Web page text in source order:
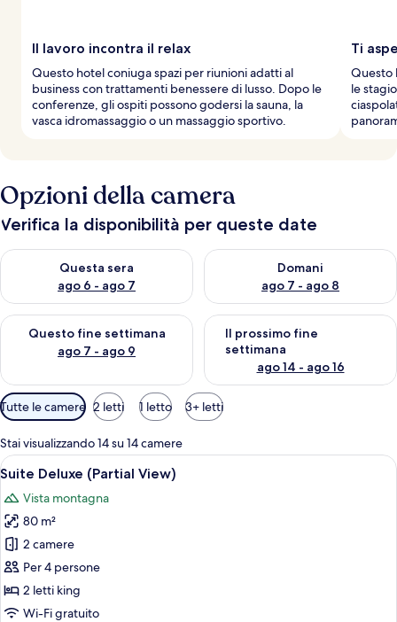
Il lavoro incontra il relax
Questo hotel coniuga spazi per riunioni adatti al
business con trattamenti benessere di lusso. Dopo le
conferenze, gli ospiti possono godersi la sauna, la
vasca idromassaggio o un massaggio sportivo.
Ti
Questo
le
Opzioni della camera
Verifica la disponibilità per queste date
Questa sera
ago 6 - ago 7
Verifica la disponibilità per questa sera, ago 6 - ago 7
Domani
ago 7 - ago 8
Verifica la disponibilità per
Questo fine settimana
ago 7 - ago 9
Verifica la disponibilità per questo fine settimana, ago 7 - ago
Il prossimo fine
settimana
ago 14 - ago 16
Verifica la disponibilità per il
Filtri
disponibili
per
le
camere
Tutte le camere 2 letti 1 letto 3+ letti
Stai visualizzando 14 su 14 camere
Apri
tutte
le
foto
per
Suite
Deluxe
(Partial
Un accogliente soggiorno con
10
Suite Deluxe (Partial View)
Vista montagna
80 m²
2 camere
Per 4 persone
2 letti king
Wi-Fi gratuito